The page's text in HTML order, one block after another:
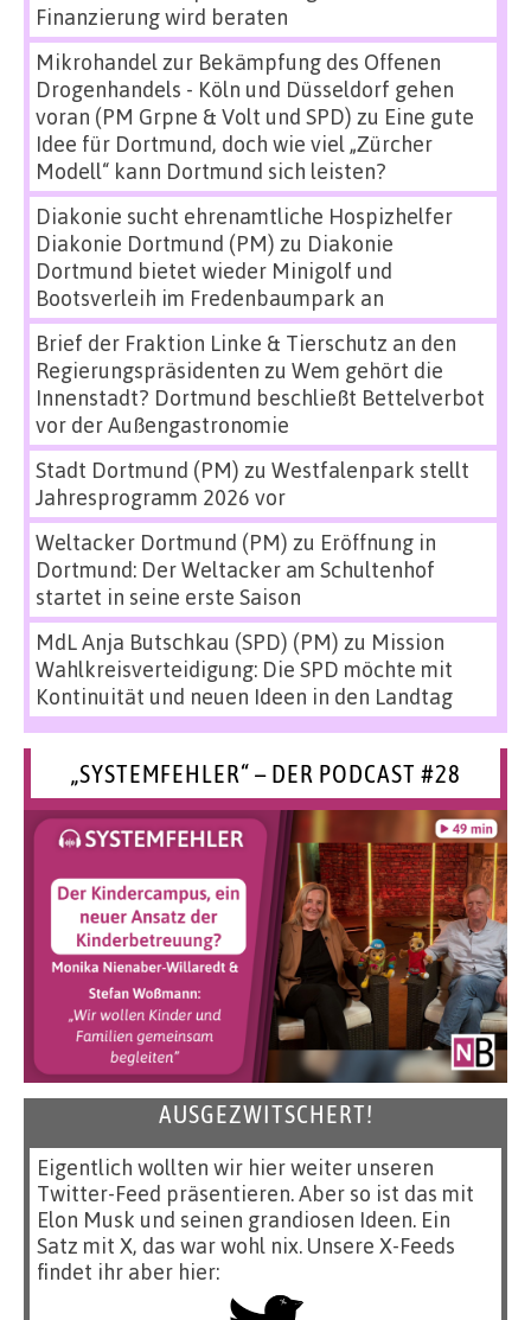
Finanzierung wird beraten
Mikrohandel zur Bekämpfung des Offenen
Drogenhandels - Köln und Düsseldorf gehen
voran (PM Grpne & Volt und SPD) zu Eine gute
Idee für Dortmund, doch wie viel „Zürcher
Modell“ kann Dortmund sich leisten?
Diakonie sucht ehrenamtliche Hospizhelfer
Diakonie Dortmund (PM) zu Diakonie
Dortmund bietet wieder Minigolf und
Bootsverleih im Fredenbaumpark an
Brief der Fraktion Linke & Tierschutz an den
Regierungspräsidenten zu Wem gehört die
Innenstadt? Dortmund beschließt Bettelverbot
vor der Außengastronomie
Stadt Dortmund (PM) zu Westfalenpark stellt
Jahresprogramm 2026 vor
Weltacker Dortmund (PM) zu Eröffnung in
Dortmund: Der Weltacker am Schultenhof
startet in seine erste Saison
MdL Anja Butschkau (SPD) (PM) zu Mission
Wahlkreisverteidigung: Die SPD möchte mit
Kontinuität und neuen Ideen in den Landtag
„SYSTEMFEHLER“ – DER PODCAST #28
AUSGEZWITSCHERT!
Eigentlich wollten wir hier weiter unseren
Twitter-Feed präsentieren. Aber so ist das mit
Elon Musk und seinen grandiosen Ideen. Ein
Satz mit X, das war wohl nix. Unsere X-Feeds
findet ihr aber hier: